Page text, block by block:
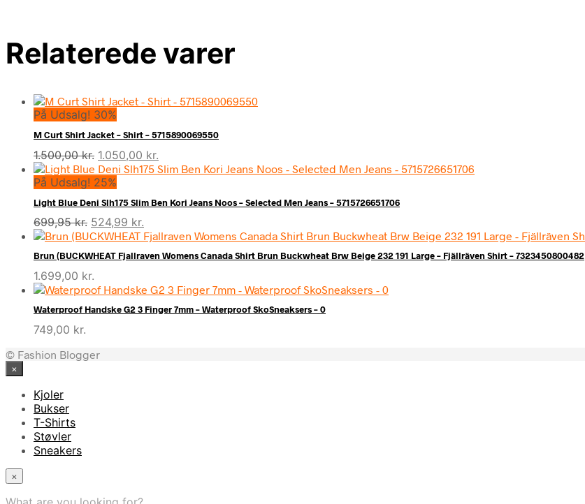
Relaterede varer
På Udsalg! 30%
M Curt Shirt Jacket – Shirt – 5715890069550
1.500,00kr. Den
oprindelige
pris
1.500,00 kr..
1.050,00 kr.
aktuelle
1.050,00 kr..
På Udsalg! 25%
Light Blue Deni Slh175 Slim Ben Kori Jeans Noos – Selected Men Jeans – 5715726651706
699,95kr. Den
oprindelige
pris
var:
699,95 kr..
524,99 kr.
aktuelle
pris
er:
Brun (BUCKWHEAT Fjallraven Womens Canada Shirt Brun Buckwheat Brw Beige 232 191 Large – Fjällräven Shirt – 7323450800482
1.699,00 kr.
Waterproof Handske G2 3 Finger 7mm – Waterproof SkoSneaksers – 0
749,00 kr.
© Fashion Blogger
×
Kjoler
Bukser
T-Shirts
Støvler
Sneakers
×